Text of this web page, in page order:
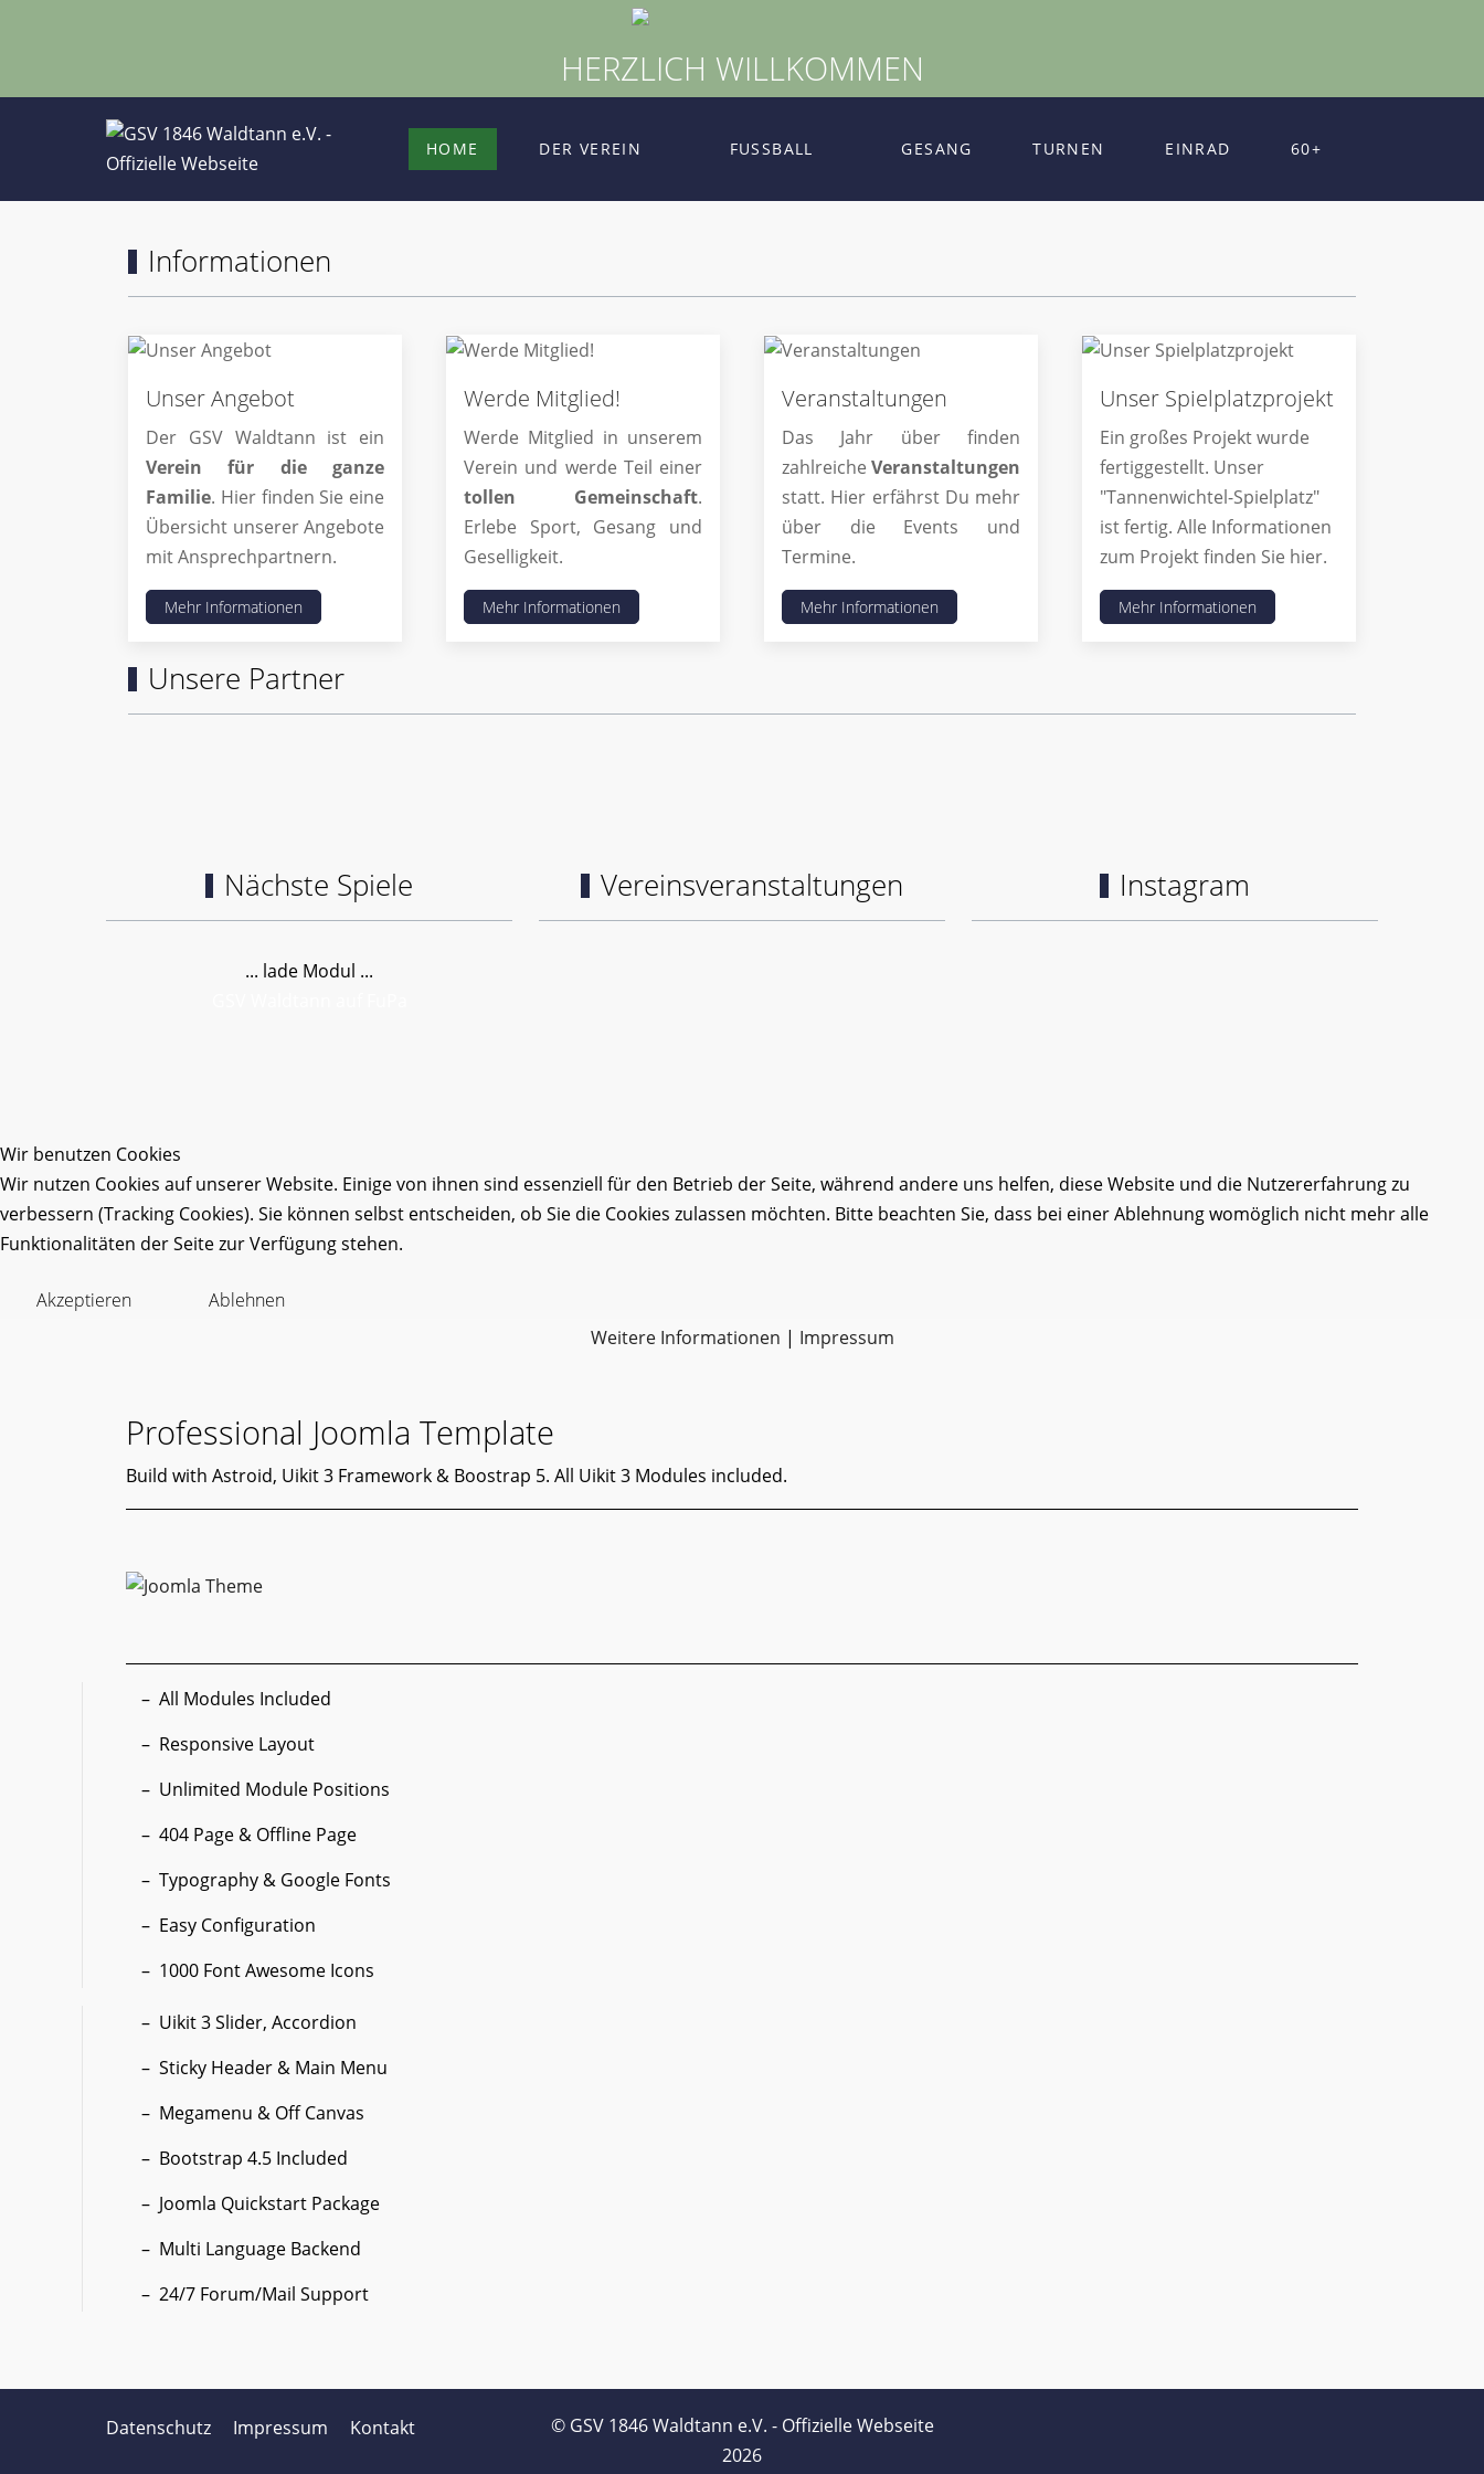
HERZLICH WILLKOMMEN
HOME DER VEREIN FUSSBALL GESANG TURNEN EINRAD 60+
Informationen
Unser Angebot
Der GSV Waldtann ist ein
Verein für die ganze
Familie. Hier finden Sie eine
Übersicht unserer Angebote
mit Ansprechpartnern.
Mehr Informationen
Werde Mitglied!
Werde Mitglied in unserem
Verein und werde Teil einer
tollen Gemeinschaft.
Erlebe Sport, Gesang und
Geselligkeit.
Mehr Informationen
Veranstaltungen
Das Jahr über finden
zahlreiche Veranstaltungen
statt. Hier erfährst Du mehr
über die Events und
Termine.
Mehr Informationen
Unser Spielplatzprojekt
Ein großes Projekt wurde
fertiggestellt. Unser
"Tannenwichtel-Spielplatz"
ist fertig. Alle Informationen
zum Projekt finden Sie hier.
Mehr Informationen
Unsere Partner
Nächste Spiele
... lade Modul ...
Vereinsveranstaltungen Instagram
Professional Joomla Template
Build with Astroid, Uikit 3 Framework & Boostrap 5. All Uikit 3 Modules included.
All Modules Included
Responsive Layout
Unlimited Module Positions
404 Page & Offline Page
Typography & Google Fonts
Easy Configuration
1000 Font Awesome Icons
Uikit 3 Slider, Accordion
Sticky Header & Main Menu
Megamenu & Off Canvas
Bootstrap 4.5 Included
Joomla Quickstart Package
Multi Language Backend
24/7 Forum/Mail Support
Datenschutz Impressum Kontakt
© GSV 1846 Waldtann e.V. - Offizielle Webseite
2026
Wir benutzen Cookies
Wir nutzen Cookies auf unserer Website. Einige von ihnen sind essenziell für den Betrieb der Seite, während andere uns helfen, diese Website und die Nutzererfahrung zu
verbessern (Tracking Cookies). Sie können selbst entscheiden, ob Sie die Cookies zulassen möchten. Bitte beachten Sie, dass bei einer Ablehnung womöglich nicht mehr alle
Funktionalitäten der Seite zur Verfügung stehen.
Akzeptieren
Ablehnen
Weitere Informationen | Impressum